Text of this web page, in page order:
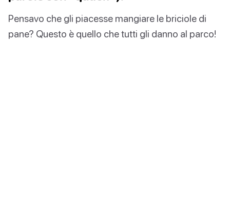
Pensavo che gli piacesse mangiare le briciole di
pane? Questo è quello che tutti gli danno al parco!